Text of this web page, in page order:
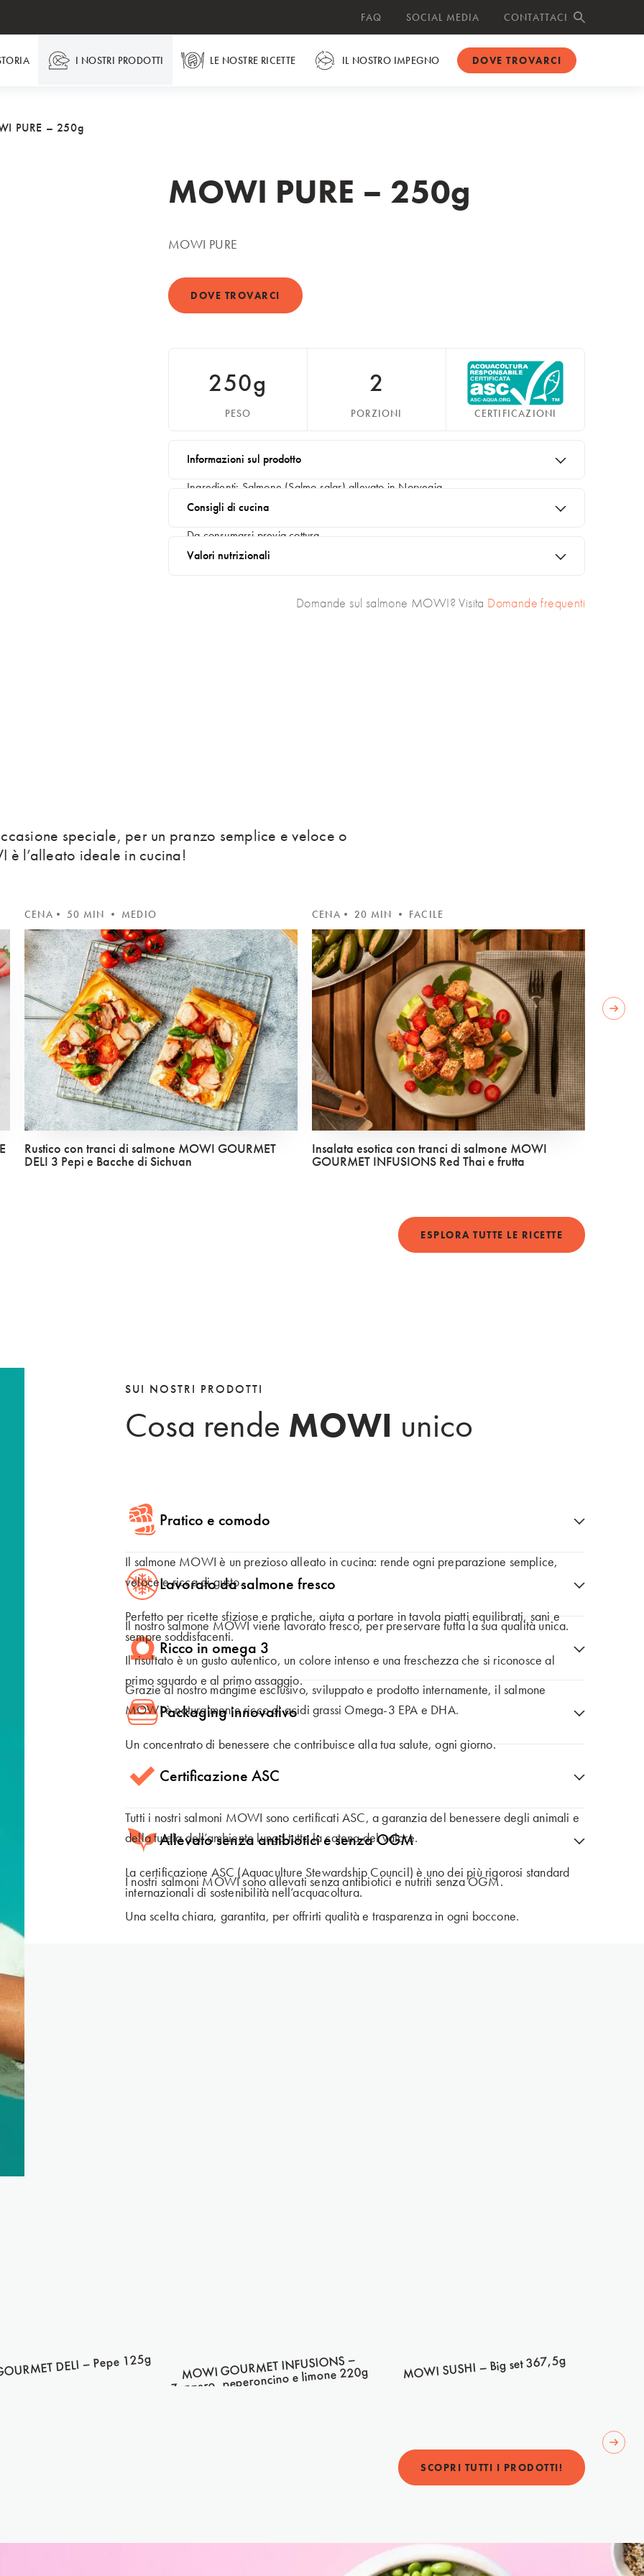
FAQ SOCIAL MEDIA CONTATTACI SEARCH
I NOSTRI PRODOTTI LE NOSTRE RICETTE IL NOSTRO IMPEGNO DOVE TROVARCI
España France
Français
Svenska
PURE – 250g
MOWI PURE – 250g
MOWI PURE
DOVE TROVARCI
250g
PESO
2
PORZIONI CERTIFICAZIONI
Informazioni sul prodotto
Ingredienti: Salmone (Salmo salar) allevato in Norvegia.
Contiene: salmone
Consigli di cucina
Da consumarsi previa cottura.
Valori nutrizionali
Domande sul salmone MOWI? Visita Domande frequenti
speciale, per un pranzo semplice e veloce o
è l’alleato ideale in cucina!
CENA • 50 MIN • MEDIO
Rustico con tranci di salmone MOWI GOURMET
DELI 3 Pepi e Bacche di Sichuan
CENA • 20 MIN • FACILE
Insalata esotica con tranci di salmone MOWI
GOURMET INFUSIONS Red Thai e frutta
Next
ESPLORA TUTTE LE RICETTE
SUI NOSTRI PRODOTTI
Cosa rende MOWI unico
Pratico e comodo
Il salmone MOWI è un prezioso alleato in cucina: rende ogni preparazione semplice,
veloce e ricca di gusto.
Perfetto per ricette sfiziose e pratiche, aiuta a portare in tavola piatti equilibrati, sani e
sempre soddisfacenti.
Lavorato da salmone fresco
Il nostro salmone MOWI viene lavorato fresco, per preservare tutta la sua qualità unica.
Il risultato è un gusto autentico, un colore intenso e una freschezza che si riconosce al
primo sguardo e al primo assaggio.
Ricco in omega 3
Grazie al nostro mangime esclusivo, sviluppato e prodotto internamente, il salmone
MOWI è naturalmente ricco di acidi grassi Omega-3 EPA e DHA.
Un concentrato di benessere che contribuisce alla tua salute, ogni giorno.
Packaging innovativo
In MOWI ci impegniamo ogni giorno per un futuro più sostenibile.
Per questo, la riduzione dei materiali di imballaggio è una parte fondamentale del nostro
Alcune delle nostre confezioni sono realizzate al 92% in PET riciclato e sono
Certificazione ASC
Tutti i nostri salmoni MOWI sono certificati ASC, a garanzia del benessere degli animali e
della tutela dell’ambiente lungo tutta la catena del valore.
La certificazione ASC (Aquaculture Stewardship Council) è uno dei più rigorosi standard
internazionali di sostenibilità nell’acquacoltura.
Allevato senza antibiotici e senza OGM
I nostri salmoni MOWI sono allevati senza antibiotici e nutriti senza OGM.
Una scelta chiara, garantita, per offrirti qualità e trasparenza in ogni boccone.
DELI – Pepe 125g MOWI GOURMET INFUSIONS –
Zenzero, peperoncino e limone 220g MOWI SUSHI – Big set 367,5g
Next
SCOPRI TUTTI I PRODOTTI!